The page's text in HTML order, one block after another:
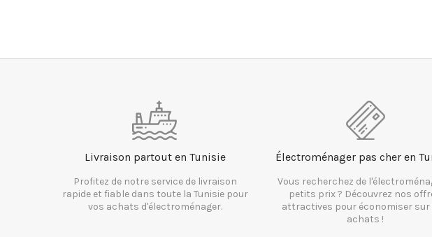
Livraison partout en Tunisie
Profitez de notre service de livraison
rapide et fiable dans toute la Tunisie pour
vos achats d'électroménager.
Électroménager pas cher en
Vous recherchez de
petits prix ? Découvrez nos
attractives pour économiser sur
achats !